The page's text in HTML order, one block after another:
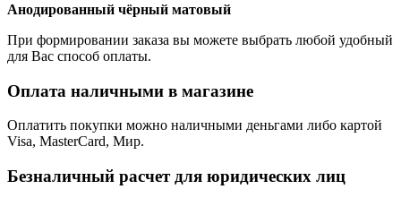
Анодированный чёрный матовый
При формировании заказа вы можете выбрать любой удобный
для Вас способ оплаты.
Оплата наличными в магазине
Оплатить покупки можно наличными деньгами либо картой
Visa, MasterCard, Мир.
Безналичный расчет для юридических лиц